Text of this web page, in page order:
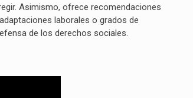
Asimismo, ofrece recomendaciones
laborales o grados de
de los derechos sociales.